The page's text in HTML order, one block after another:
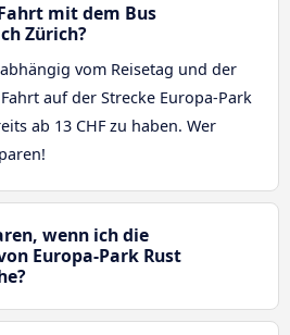
mit dem Bus
Zürich?
vom Reisetag und der
auf der Strecke Europa-Park
ab 13 CHF zu haben. Wer
wenn ich die
Europa-Park Rust